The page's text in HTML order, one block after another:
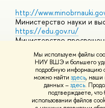
Мы используем файлы
НИУ ВШЭ и большего
подробную информацию
можно найти здесь, наши
данных –здесь.
подтверждаете,
использовании файлов
http://
Министерство науки и
https://edu.gov.ru/
Министерство
https://elearning.hse.ru/
Массовые открытые
© НИУ ВШЭ 1993–2026
использования материалов